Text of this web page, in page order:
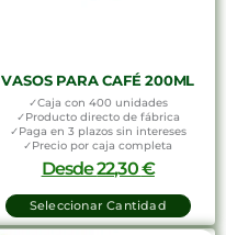
VASOS PARA CAFÉ 200ML
✓Caja con 400 unidades
✓Producto directo de fábrica
✓Paga en 3 plazos sin intereses
✓Precio por caja completa
Desde22,30€
Seleccionar Cantidad